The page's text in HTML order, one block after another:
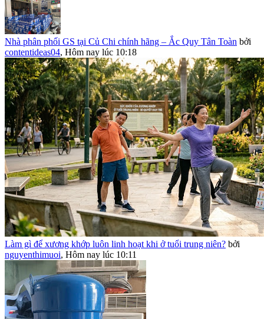
Nhà phân phối GS tại Củ Chi chính hãng – Ắc Quy Tân Toàn bởi
contentideas04, Hôm nay lúc 10:18
Làm gì để xương khớp luôn linh hoạt khi ở tuổi trung niên? bởi
nguyenthimuoi, Hôm nay lúc 10:11